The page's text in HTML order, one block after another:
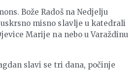
Bože Radoš na Nedjelju
misno slavlje u katedrali
Marije na nebo u Varaždinu
slavi se tri dana, počinje